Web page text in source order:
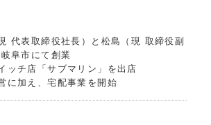
代表取締役社長）と松島（現 取締役副
阜市にて創業
ッチ店「サブマリン」を出店
に加え、宅配事業を開始